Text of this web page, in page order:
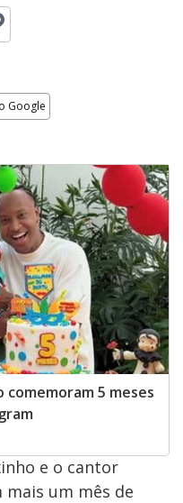
Google
5 meses
e o cantor
um mês de